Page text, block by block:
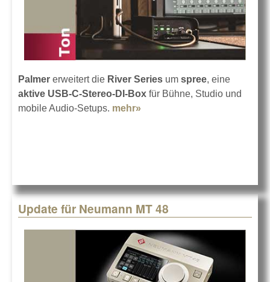
Palmer erweitert die River Series um spree, eine
aktive USB-C-Stereo-DI-Box für Bühne, Studio und
mobile Audio-Setups. mehr»
Update für Neumann MT 48